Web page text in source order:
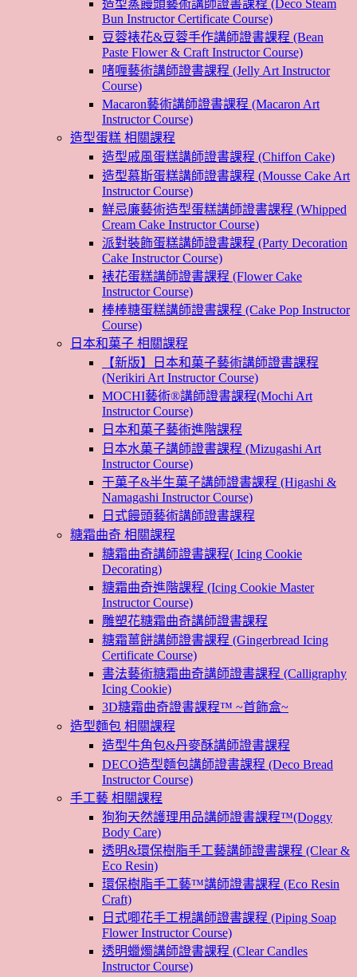
造型蒸饅頭藝術講師證書課程 (Deco Steam
Bun Instructor Certificate Course)
豆蓉裱花&豆蓉手作講師證書課程 (Bean
Paste Flower & Craft Instructor Course)
啫喱藝術講師證書課程 (Jelly Art Instructor
Course)
Macaron藝術講師證書課程 (Macaron Art
Instructor Course)
造型蛋糕 相關課程
造型戚風蛋糕講師證書課程 (Chiffon Cake)
造型慕斯蛋糕講師證書課程 (Mousse Cake Art
Instructor Course)
鮮忌廉藝術造型蛋糕講師證書課程 (Whipped
Cream Cake Instructor Course)
派對裝飾蛋糕講師證書課程 (Party Decoration
Cake Instructor Course)
裱花蛋糕講師證書課程 (Flower Cake
Instructor Course)
棒棒糖蛋糕講師證書課程 (Cake Pop Instructor
Course)
日本和菓子 相關課程
【新版】日本和菓子藝術講師證書課程
(Nerikiri Art Instructor Course)
MOCHI藝術®講師證書課程(Mochi Art
Instructor Course)
日本和菓子藝術進階課程
日本水菓子講師證書課程 (Mizugashi Art
Instructor Course)
干菓子&半生菓子講師證書課程 (Higashi &
Namagashi Instructor Course)
日式饅頭藝術講師證書課程
糖霜曲奇 相關課程
糖霜曲奇講師證書課程( Icing Cookie
Decorating)
糖霜曲奇進階課程 (Icing Cookie Master
Instructor Course)
雕塑花糖霜曲奇講師證書課程
糖霜薑餅講師證書課程 (Gingerbread Icing
Certificate Course)
書法藝術糖霜曲奇講師證書課程 (Calligraphy
Icing Cookie)
3D糖霜曲奇證書課程™ ~首飾盒~
造型麵包 相關課程
造型牛角包&丹麥酥講師證書課程
DECO造型麵包講師證書課程 (Deco Bread
Instructor Course)
手工藝 相關課程
狗狗天然護理用品講師證書課程™(Doggy
Body Care)
透明&環保樹脂手工藝講師證書課程 (Clear &
Eco Resin)
環保樹脂手工藝™講師證書課程 (Eco Resin
Craft)
日式唧花手工梘講師證書課程 (Piping Soap
Flower Instructor Course)
透明蠟燭講師證書課程 (Clear Candles
Instructor Course)